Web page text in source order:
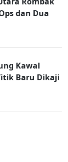
dan Dua
Kawal
Baru Dikaji